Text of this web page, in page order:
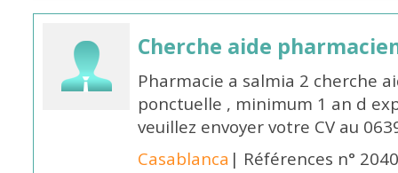
Cherche aide
Pharmacie a salmia 2 cherche
ponctuelle , minimum 1 an d
veuillez envoyer votre CV au
Casablanca | Références n°